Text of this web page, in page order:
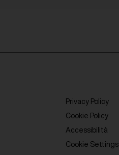
Privacy Policy
Cookie Policy
Accessibilità
Cookie Settings